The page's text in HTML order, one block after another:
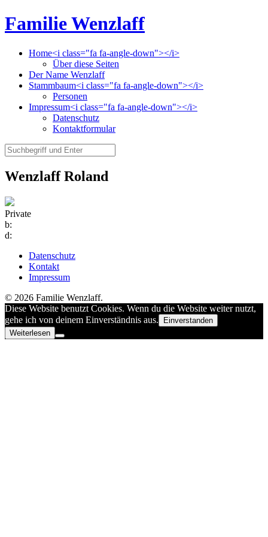
Familie Wenzlaff
Home<i class="fa fa-angle-down"></i>
Über diese Seiten
Der Name Wenzlaff
Stammbaum<i class="fa fa-angle-down"></i>
Personen
Impressum<i class="fa fa-angle-down"></i>
Datenschutz
Kontaktformular
Wenzlaff Roland
Private
b:
d:
Datenschutz
Kontakt
Impressum
© 2026 Familie Wenzlaff.
Diese Website benutzt Cookies. Wenn du die Website weiter nutzt,
gehe ich von deinem Einverständnis aus.
Einverstanden
Weiterlesen